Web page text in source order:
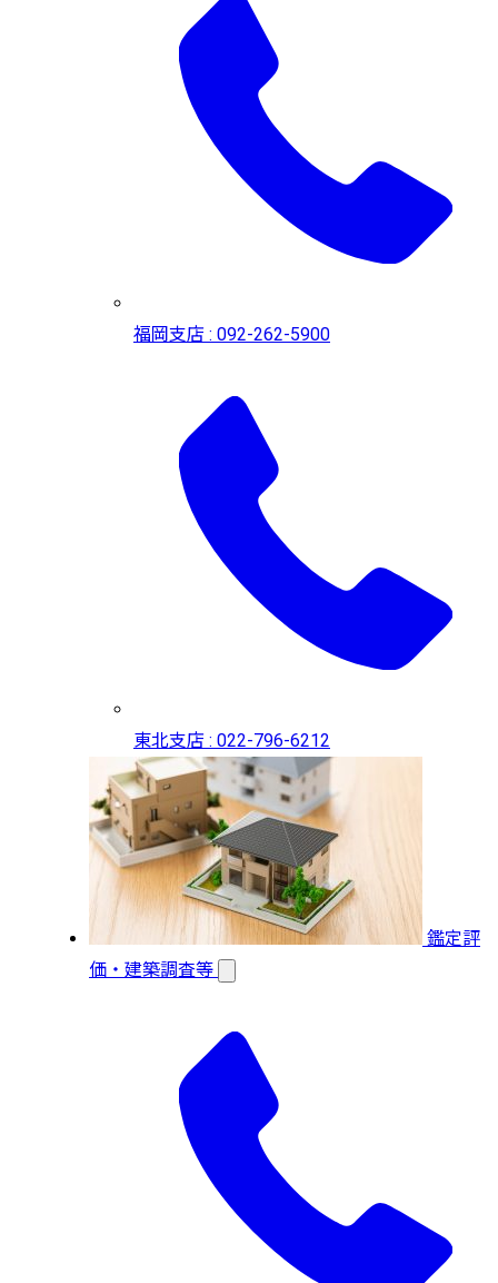
福岡支店 : 092-262-5900
東北支店 : 022-796-6212
鑑定評
価・建築調査等